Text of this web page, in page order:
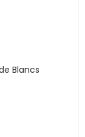
Blancs